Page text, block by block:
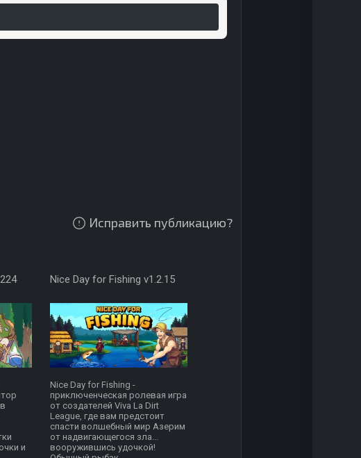
Исправить публикацию?
и
Nice Day for Fishing v1.2.15
Nice Day for Fishing -
приключенческая ролевая игра
от создателей Viva La Dirt
League, где вам предстоит
спасти волшебный мир Азерим
от надвигающегося зла...
вооружившись удочкой!